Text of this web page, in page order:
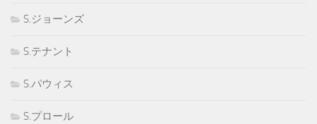
S.ジョーンズ
S.テナント
S.パウィス
S.プロール